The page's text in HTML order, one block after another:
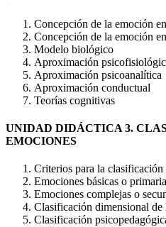
Concepción de la emoción
Concepción de la emoción
Modelo biológico
Aproximación
Aproximación psicoanalítica
Aproximación conductual
Teorías cognitivas
UNIDAD DIDÁCTICA 3.
EMOCIONES
Criterios para la clasificación
Emociones básicas o
Emociones complejas o
Clasificación dimensional de
Clasificación